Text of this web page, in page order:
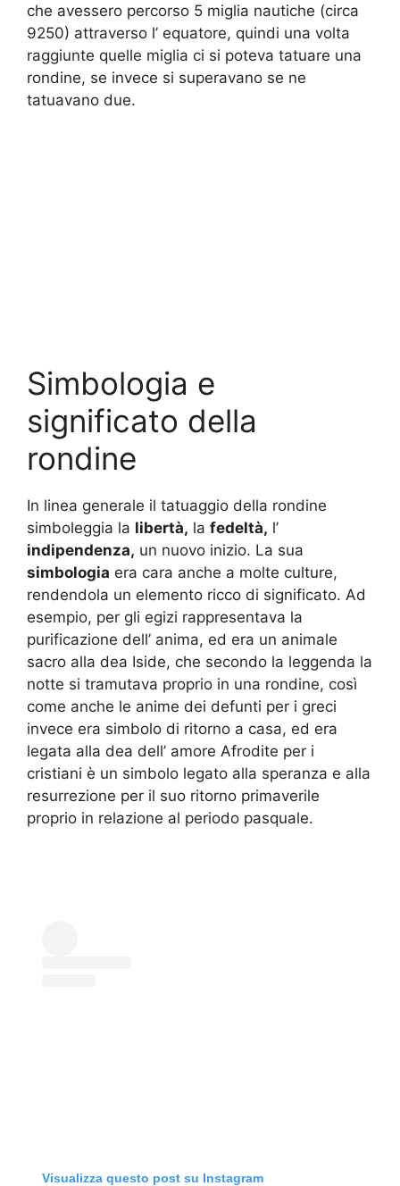
che avessero percorso 5 miglia nautiche (circa
9250) attraverso l’ equatore, quindi una volta
raggiunte quelle miglia ci si poteva tatuare una
rondine, se invece si superavano se ne
tatuavano due.
Simbologia e
significato della
rondine
In linea generale il tatuaggio della rondine
simboleggia la libertà, la fedeltà, l’
indipendenza, un nuovo inizio. La sua
simbologia era cara anche a molte culture,
rendendola un elemento ricco di significato. Ad
esempio, per gli egizi rappresentava la
purificazione dell’ anima, ed era un animale
sacro alla dea Iside, che secondo la leggenda la
notte si tramutava proprio in una rondine, così
come anche le anime dei defunti per i greci
invece era simbolo di ritorno a casa, ed era
legata alla dea dell’ amore Afrodite per i
cristiani è un simbolo legato alla speranza e alla
resurrezione per il suo ritorno primaverile
proprio in relazione al periodo pasquale.
Visualizza questo post su Instagram